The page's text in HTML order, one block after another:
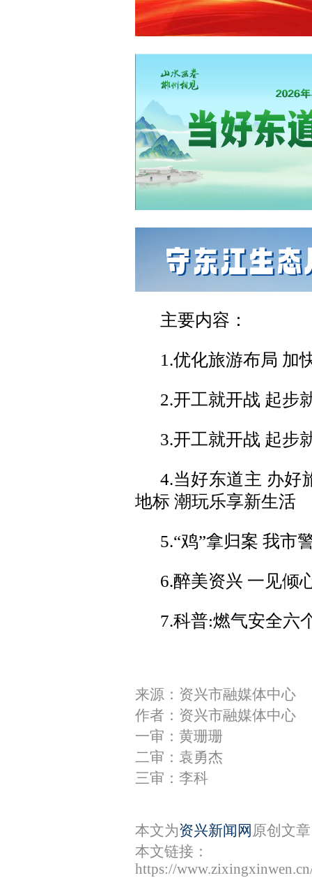
主要内容：
1.优化旅游布局 加
2.开工就开战 起步
3.开工就开战 起步
4.当好东道主 办好
地标 潮玩乐享新生活
5.“鸡”拿归案 我市
6.醉美资兴 一见倾
7.科普:燃气安全六
来源：资兴市融媒体中心
作者：资兴市融媒体中心
一审：黄珊珊
二审：袁勇杰
三审：李科
本文为资兴新闻网 原创文
本文链接：
https://